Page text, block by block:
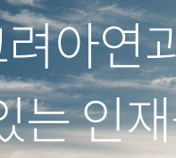
아연
는 인